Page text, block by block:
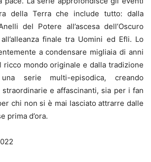
della Terra che include tutto: dalla
del Potere all’ascesa dell’Oscuro
finale tra Uomini ed Efli. Lo
a condensare migliaia di anni
ricco mondo originale e dalla tradizione
serie multi-episodica, creando
e affascinanti, sia per i fan
chi non si è mai lasciato attrarre dalle
prima d’ora.